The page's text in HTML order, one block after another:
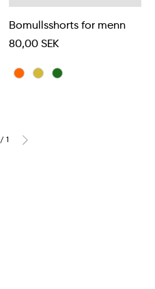
Bomullsshorts for menn
Pris
80,00 SEK
/ 1